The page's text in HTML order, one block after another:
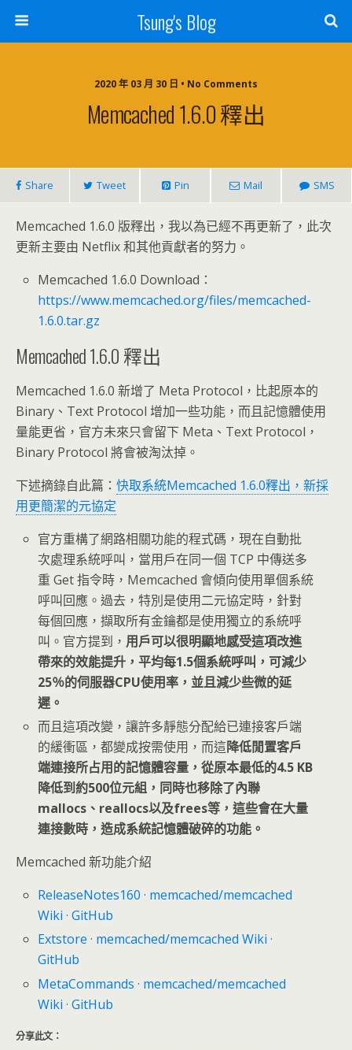
Tsung's Blog
2020 年 03 月 30 日 • No Comments
Memcached 1.6.0 釋出
Share Tweet Pin Mail SMS
Memcached 1.6.0 版釋出，我以為已經不再更新了，此次
更新主要由 Netflix 和其他貢獻者的努力。
Memcached 1.6.0 Download：
https://www.memcached.org/files/memcached-
1.6.0.tar.gz
Memcached 1.6.0 釋出
Memcached 1.6.0 新增了 Meta Protocol，比起原本的
Binary、Text Protocol 增加一些功能，而且記憶體使用
量能更省，官方未來只會留下 Meta、Text Protocol，
Binary Protocol 將會被淘汰掉。
下述摘錄自此篇： 快取系統Memcached 1.6.0釋出，新採
用更簡潔的元協定
官方重構了網路相關功能的程式碼，現在自動批
次處理系統呼叫，當用戶在同一個 TCP 中傳送多
重 Get 指令時，Memcached 會傾向使用單個系統
呼叫回應。過去，特別是使用二元協定時，針對
每個回應，擷取所有金鑰都是使用獨立的系統呼
叫。官方提到， 用戶可以很明顯地感受這項改進
帶來的效能提升，平均每1.5個系統呼叫，可減少
25％的伺服器CPU使用率，並且減少些微的延
遲。
而且這項改變，讓許多靜態分配給已連接客戶端
的緩衝區，都變成按需使用，而這降低閒置客戶
端連接所占用的記憶體容量，從原本最低的4.5 KB
降低到約500位元組，同時也移除了內聯
mallocs、reallocs以及frees等，這些會在大量
連接數時，造成系統記憶體破碎的功能。
Memcached 新功能介紹
ReleaseNotes160 · memcached/memcached
Wiki · GitHub
Extstore · memcached/memcached Wiki ·
GitHub
MetaCommands · memcached/memcached
Wiki · GitHub
分享此文：